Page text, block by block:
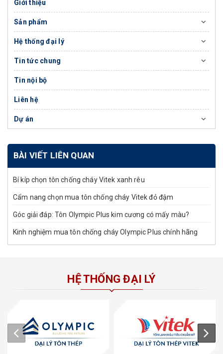
Giới thiệu
Sản phẩm
Hệ thống đại lý
Tin tức chung
Tin nội bộ
Liên hệ
Dự án
BÀI VIẾT LIÊN QUAN
Bí kíp chọn tôn chống cháy Vitek xanh rêu
Cẩm nang chọn mua tôn chống cháy Vitek đỏ đậm
Góc giải đáp: Tôn Olympic Plus kim cương có mấy màu?
Kinh nghiệm mua tôn chống cháy Olympic Plus chính hãng
HỆ THỐNG ĐẠI LÝ